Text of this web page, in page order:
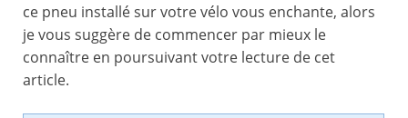
ce pneu installé sur votre vélo vous enchante, alors
je vous suggère de commencer par mieux le
connaître en poursuivant votre lecture de cet
article.